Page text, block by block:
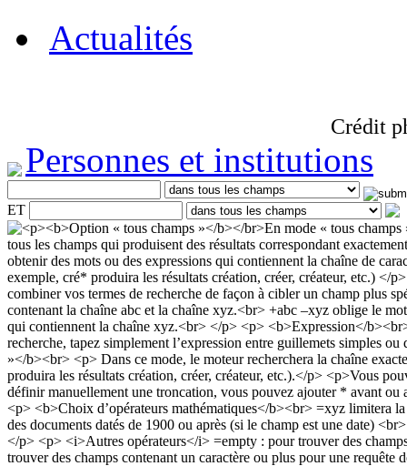
Actualités
Crédit
Personnes et institutions
ET